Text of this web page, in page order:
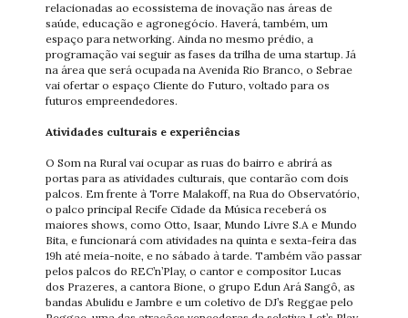
relacionadas ao ecossistema de inovação nas áreas de
saúde, educação e agronegócio. Haverá, também, um
espaço para networking. Ainda no mesmo prédio, a
programação vai seguir as fases da trilha de uma startup. Já
na área que será ocupada na Avenida Rio Branco, o Sebrae
vai ofertar o espaço Cliente do Futuro, voltado para os
futuros empreendedores.
Atividades culturais e experiências
O Som na Rural vai ocupar as ruas do bairro e abrirá as
portas para as atividades culturais, que contarão com dois
palcos. Em frente à Torre Malakoff, na Rua do Observatório,
o palco principal Recife Cidade da Música receberá os
maiores shows, como Otto, Isaar, Mundo Livre S.A e Mundo
Bita, e funcionará com atividades na quinta e sexta-feira das
19h até meia-noite, e no sábado à tarde. Também vão passar
pelos palcos do REC’n’Play, o cantor e compositor Lucas
dos Prazeres, a cantora Bione, o grupo Edun Ará Sangô, as
bandas Abulidu e Jambre e um coletivo de DJ’s Reggae pelo